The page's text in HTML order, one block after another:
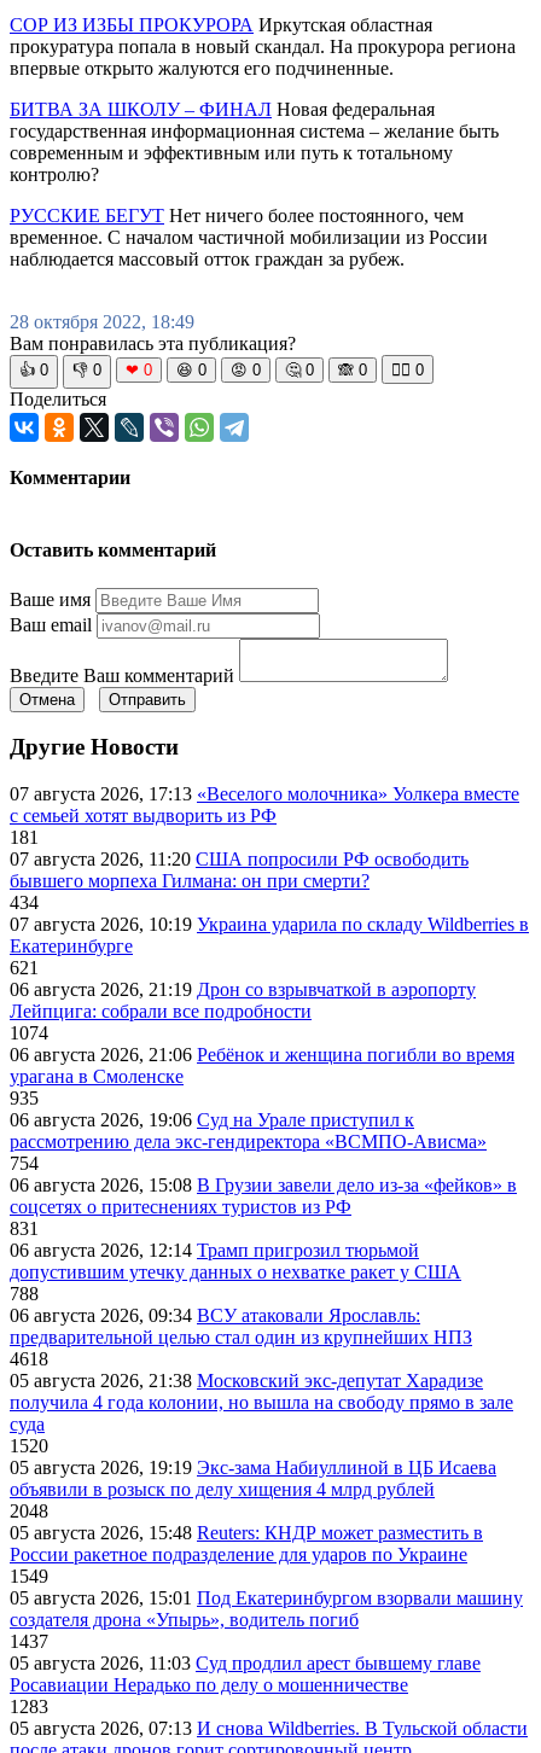
СОР ИЗ ИЗБЫ ПРОКУРОРА Иркутская областная
прокуратура попала в новый скандал. На прокурора региона
впервые открыто жалуются его подчиненные.
БИТВА ЗА ШКОЛУ – ФИНАЛ Новая федеральная
государственная информационная система – желание быть
современным и эффективным или путь к тотальному
контролю?
РУССКИЕ БЕГУТ Нет ничего более постоянного, чем
временное. С началом частичной мобилизации из России
наблюдается массовый отток граждан за рубеж.
28 октября 2022, 18:49
Вам понравилась эта публикация?
👍 0 👎 0 ❤ 0 😆 0 😡 0 🤔 0 🙈 0 🧘‍♀️ 0
Поделиться
Комментарии
Оставить комментарий
Ваше имя
Ваш email
Введите Ваш комментарий
Отмена Отправить
Другие Новости
07 августа 2026, 17:13 «Веселого молочника» Уолкера вместе
с семьей хотят выдворить из РФ
181
07 августа 2026, 11:20 США попросили РФ освободить
бывшего морпеха Гилмана: он при смерти?
434
07 августа 2026, 10:19 Украина ударила по складу Wildberries в
Екатеринбурге
621
06 августа 2026, 21:19 Дрон со взрывчаткой в аэропорту
Лейпцига: собрали все подробности
1074
06 августа 2026, 21:06 Ребёнок и женщина погибли во время
урагана в Смоленске
935
06 августа 2026, 19:06 Суд на Урале приступил к
рассмотрению дела экс-гендиректора «ВСМПО-Ависма»
754
06 августа 2026, 15:08 В Грузии завели дело из-за «фейков» в
соцсетях о притеснениях туристов из РФ
831
06 августа 2026, 12:14 Трамп пригрозил тюрьмой
допустившим утечку данных о нехватке ракет у США
788
06 августа 2026, 09:34 ВСУ атаковали Ярославль:
предварительной целью стал один из крупнейших НПЗ
4618
05 августа 2026, 21:38 Московский экс-депутат Харадизе
получила 4 года колонии, но вышла на свободу прямо в зале
суда
1520
05 августа 2026, 19:19 Экс-зама Набиуллиной в ЦБ Исаева
объявили в розыск по делу хищения 4 млрд рублей
2048
05 августа 2026, 15:48 Reuters: КНДР может разместить в
России ракетное подразделение для ударов по Украине
1549
05 августа 2026, 15:01 Под Екатеринбургом взорвали машину
создателя дрона «Упырь», водитель погиб
1437
05 августа 2026, 11:03 Суд продлил арест бывшему главе
Росавиации Нерадько по делу о мошенничестве
1283
05 августа 2026, 07:13 И снова Wildberries. В Тульской области